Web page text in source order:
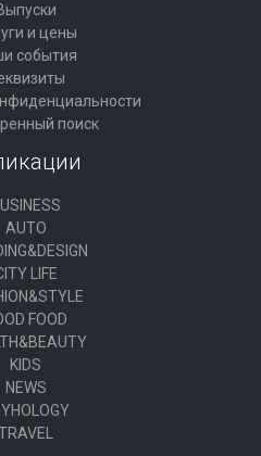
и цены
события
поиск
AUTO
LIFE
FOOD
KIDS
NEWS